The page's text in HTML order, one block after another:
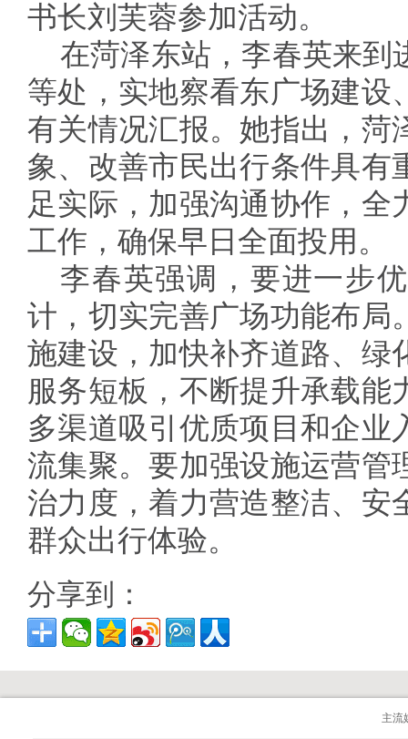
书长刘芙蓉参加活动。
在菏泽东站，李春英来到
等处，实地察看东广场建设
有关情况汇报。她指出，菏
象、改善市民出行条件具有
足实际，加强沟通协作，
工作，确保早日全面投用。
李春英强调，要进一步
计，切实完善广场功能布局
施建设，加快补齐道路、绿
服务短板，不断提升承载能
多渠道吸引优质项目和企业
流集聚。要加强设施运营管
治力度，着力营造整洁、安
群众出行体验。
分享到：
主流